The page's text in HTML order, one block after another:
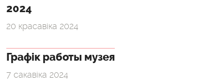
2024
20 красавіка 2024
Графік работы музея
7 сакавіка 2024